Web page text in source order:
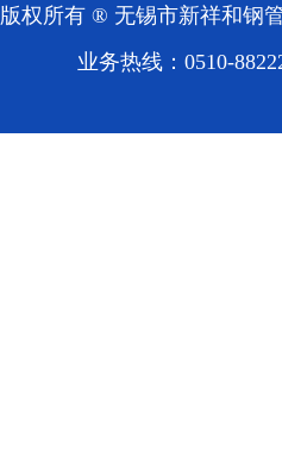
版权所有 ® 无锡市新祥和
业务热线：0510-